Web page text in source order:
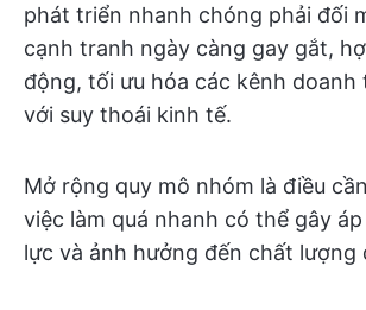
phát triển nhanh chóng phải đối
cạnh tranh ngày càng gay gắt,
động, tối ưu hóa các kênh doanh
với suy thoái kinh tế.
Mở rộng quy mô nhóm là điều
việc làm quá nhanh có thể gây
lực và ảnh hưởng đến chất lượng